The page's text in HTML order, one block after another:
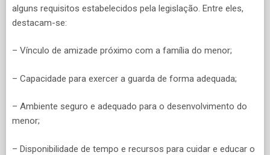
alguns requisitos estabelecidos pela legislação. Entre eles,
destacam-se:
– Vínculo de amizade próximo com a família do menor;
– Capacidade para exercer a guarda de forma adequada;
– Ambiente seguro e adequado para o desenvolvimento do
menor;
– Disponibilidade de tempo e recursos para cuidar e educar o